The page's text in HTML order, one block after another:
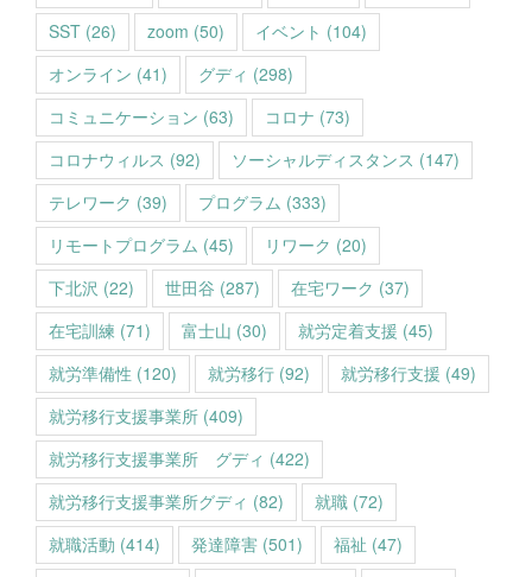
SST (26) zoom (50) イベント (104)
オンライン (41) グディ (298)
コミュニケーション (63) コロナ (73)
コロナウィルス (92) ソーシャルディスタンス (147)
テレワーク (39) プログラム (333)
リモートプログラム (45) リワーク (20)
下北沢 (22) 世田谷 (287) 在宅ワーク (37)
在宅訓練 (71) 富士山 (30) 就労定着支援 (45)
就労準備性 (120) 就労移行 (92) 就労移行支援 (49)
就労移行支援事業所 (409)
就労移行支援事業所 グディ (422)
就労移行支援事業所グディ (82) 就職 (72)
就職活動 (414) 発達障害 (501) 福祉 (47)